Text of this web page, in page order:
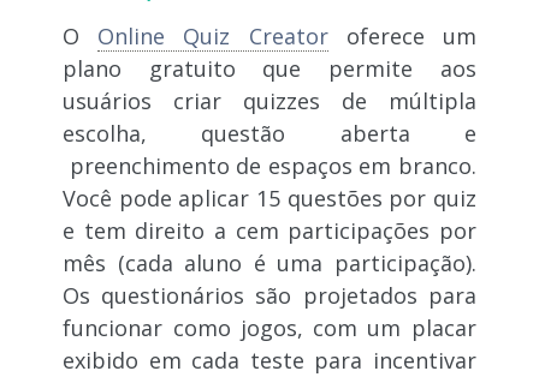
O Online Quiz Creatoroferece um
plano gratuito que permite aos
usuários criar quizzes de múltipla
escolha, questão aberta e
preenchimento de espaços em branco.
Você pode aplicar 15 questões por quiz
e tem direito a cem participações por
mês (cada aluno é uma participação).
Os questionários são projetados para
funcionar como jogos, com um placar
exibido em cada teste para incentivar